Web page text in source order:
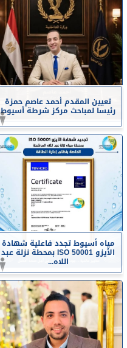
تعيين المقدم أحمد عاصم حمزة
رئيسا لمباحث مركز شرطة أسيوط
مياه أسيوط تجدد فاعلية شهادة
الأيزو ISO 50001 بمحطة نزلة عبد
اللاه...